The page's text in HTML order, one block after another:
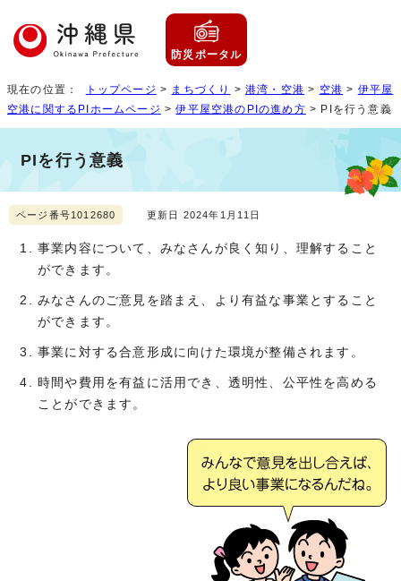
防災ポータル
現在の位置： トップページ > まちづくり >港湾・空港 > 空港 > 伊平屋
空港に関するPIホームページ >伊平屋空港のPIの進め方 > PIを行う意義
PIを行う意義
ページ番号1012680 更新日 2024年1月11日
事業内容について、みなさんが良く知り、理解すること
ができます。
みなさんのご意見を踏まえ、より有益な事業とすること
ができます。
事業に対する合意形成に向けた環境が整備されます。
時間や費用を有益に活用でき、透明性、公平性を高める
ことができます。